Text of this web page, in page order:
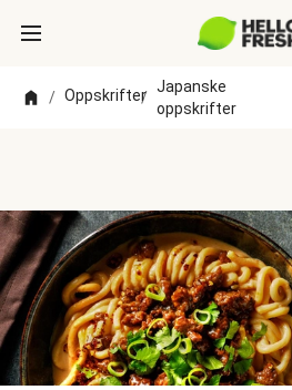
/ Oppskrifter/
Japanske
oppskrifter